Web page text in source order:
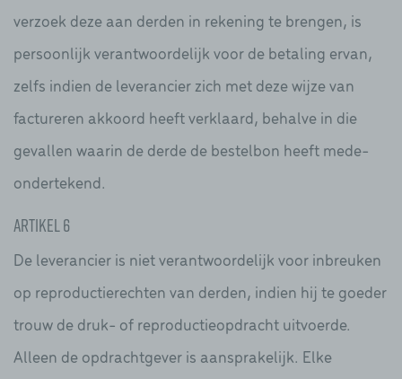
verzoek deze aan derden in rekening te brengen, is
persoonlijk verantwoordelijk voor de betaling ervan,
zelfs indien de leverancier zich met deze wijze van
factureren akkoord heeft verklaard, behalve in die
gevallen waarin de derde de bestelbon heeft mede-
ondertekend.
Artikel 6
De leverancier is niet verantwoordelijk voor inbreuken
op reproductierechten van derden, indien hij te goeder
trouw de druk- of reproductieopdracht uitvoerde.
Alleen de opdrachtgever is aansprakelijk. Elke